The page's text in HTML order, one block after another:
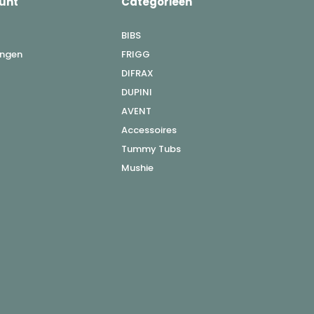
BIBS
FRIGG
DIFRAX
DUPINI
AVENT
Accessoires
Tummy Tubs
Mushie